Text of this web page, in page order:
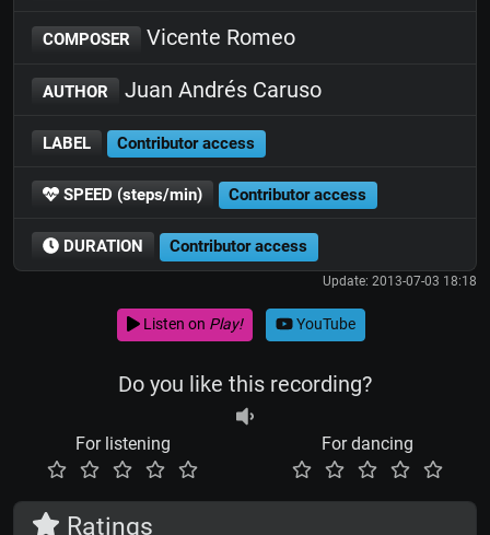
COMPOSER Vicente Romeo
AUTHOR Juan Andrés Caruso
LABEL Contributor access
SPEED (steps/min) Contributor access
DURATION Contributor access
Update: 2013-07-03 18:18
Listen on Play! YouTube
Do you like this recording?
For listening For dancing
Ratings